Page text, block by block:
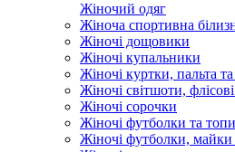
Жіночий одяг
Жіноча спортивна
Жіночі дощовики
Жіночі купальники
Жіночі куртки, пальта
Жіночі світшоти,
Жіночі сорочки
Жіночі футболки та
Жіночі футболки, майки